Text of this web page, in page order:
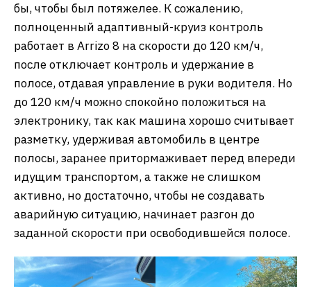
бы, чтобы был потяжелее. К сожалению,
полноценный адаптивный-круиз контроль
работает в Arrizo 8 на скорости до 120 км/ч,
после отключает контроль и удержание в
полосе, отдавая управление в руки водителя. Но
до 120 км/ч можно спокойно положиться на
электронику, так как машина хорошо считывает
разметку, удерживая автомобиль в центре
полосы, заранее притормаживает перед впереди
идущим транспортом, а также не слишком
активно, но достаточно, чтобы не создавать
аварийную ситуацию, начинает разгон до
заданной скорости при освободившейся полосе.